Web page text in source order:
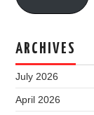
ARCHIVES
July 2026
April 2026